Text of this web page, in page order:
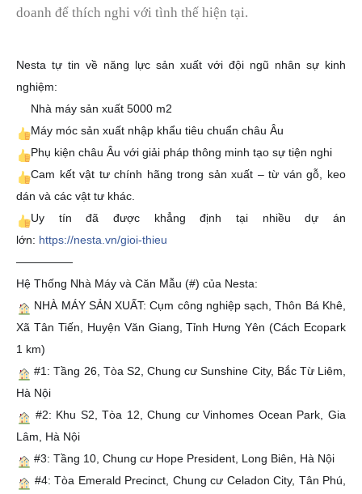
doanh để thích nghi với tình thế hiện tại.
Nesta tự tin về năng lực sản xuất với đội ngũ nhân sự kinh
nghiệm:
Nhà máy sản xuất 5000 m2
Máy móc sản xuất nhập khẩu tiêu chuẩn châu Âu
Phụ kiện châu Âu với giải pháp thông minh tạo sự tiện nghi
Cam kết vật tư chính hãng trong sản xuất – từ ván gỗ, keo
dán và các vật tư khác.
Uy tín đã được khẳng định tại nhiều dự án
lớn: https://nesta.vn/gioi-thieu
—————
Hệ Thống Nhà Máy và Căn Mẫu (#) của Nesta:
NHÀ MÁY SẢN XUẤT: Cụm công nghiệp sạch, Thôn Bá Khê,
Xã Tân Tiến, Huyện Văn Giang, Tỉnh Hưng Yên (Cách Ecopark
1 km)
#1: Tầng 26, Tòa S2, Chung cư Sunshine City, Bắc Từ Liêm,
Hà Nội
#2: Khu S2, Tòa 12, Chung cư Vinhomes Ocean Park, Gia
Lâm, Hà Nội
#3: Tầng 10, Chung cư Hope President, Long Biên, Hà Nội
#4: Tòa Emerald Precinct, Chung cư Celadon City, Tân Phú,